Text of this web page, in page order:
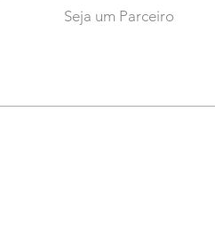
Seja um Parceiro